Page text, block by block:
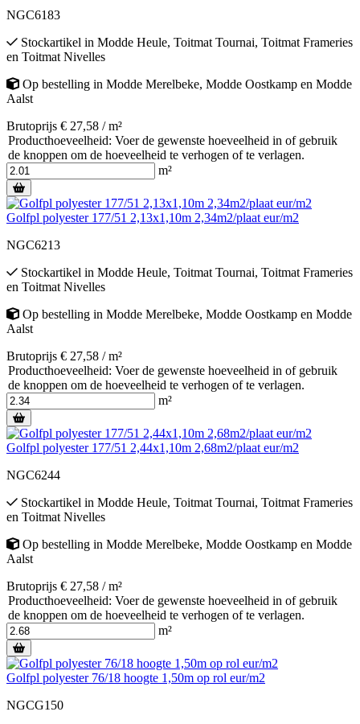
NGC6183
Stockartikel in Modde Heule, Toitmat Tournai, Toitmat Frameries
en Toitmat Nivelles
Op bestelling in Modde Merelbeke, Modde Oostkamp en Modde
Aalst
Brutoprijs € 27,58 / m²
Producthoeveelheid: Voer de gewenste hoeveelheid in of gebruik
de knoppen om de hoeveelheid te verhogen of te verlagen.
m²
Golfpl polyester 177/51 2,13x1,10m 2,34m2/plaat eur/m2
NGC6213
Stockartikel in Modde Heule, Toitmat Tournai, Toitmat Frameries
en Toitmat Nivelles
Op bestelling in Modde Merelbeke, Modde Oostkamp en Modde
Aalst
Brutoprijs € 27,58 / m²
Producthoeveelheid: Voer de gewenste hoeveelheid in of gebruik
de knoppen om de hoeveelheid te verhogen of te verlagen.
m²
Golfpl polyester 177/51 2,44x1,10m 2,68m2/plaat eur/m2
NGC6244
Stockartikel in Modde Heule, Toitmat Tournai, Toitmat Frameries
en Toitmat Nivelles
Op bestelling in Modde Merelbeke, Modde Oostkamp en Modde
Aalst
Brutoprijs € 27,58 / m²
Producthoeveelheid: Voer de gewenste hoeveelheid in of gebruik
de knoppen om de hoeveelheid te verhogen of te verlagen.
m²
Golfpl polyester 76/18 hoogte 1,50m op rol eur/m2
NGCG150